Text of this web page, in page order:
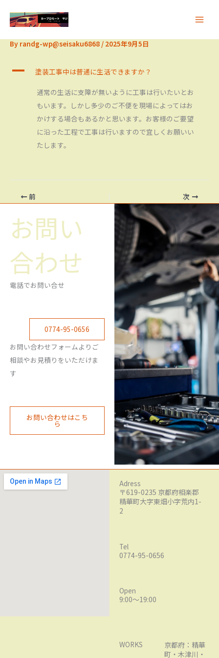
By randg-wp@seisaku6868 / 2025年9月5日
A 塗装工事中は普通に生活できますか？
通常の生活に支障が無いように工事は行いたいとお
もいます。しかし多少のご不便を現場によってはお
かけする場合もあるかと思います。お客様のご要望
に沿った工程で工事は行いますので宜しくお願いい
たします。
前 次
お問い
合わせ
電話でお問い合せ
0774-95-0656
お問い合わせフォームよりご
相談やお見積りをいただけま
す
お問い合わせはこち
ら
Adress
〒619-0235 京都府相楽郡
精華町大字東畑小字荒内1-
2
Tel
0774-95-0656
Open
9:00～19:00
WORKS
京都府：精華
町・木津川・